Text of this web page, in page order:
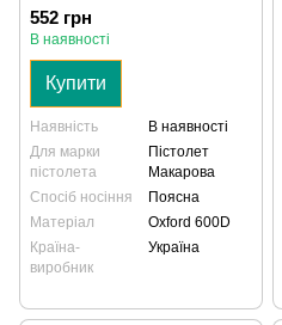
552 грн
В наявності
Купити
Наявність
В наявності
Для марки
пістолета
Пістолет
Макарова
Спосіб носіння
Поясна
Матеріал
Oxford 600D
Країна-
виробник
Україна